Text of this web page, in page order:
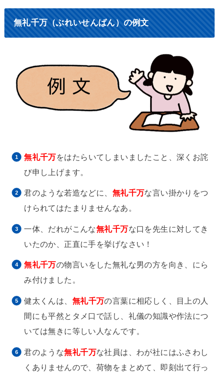
無礼千万（ぶれいせんばん）の例文
無礼千万をはたらいてしまいましたこと、深くお詫
び申し上げます。
君のような若造などに、 無礼千万な言い掛かりをつ
けられてはたまりませんなあ。
一体、だれがこんな無礼千万な口を先生に対してき
いたのか、正直に手を挙げなさい！
無礼千万の物言いをした無礼な男の方を向き、にら
み付けました。
健太くんは、 無礼千万の言葉に相応しく、目上の人
間にも平然とタメ口で話し、礼儀の知識や作法につ
いては無きに等しい人なんです。
君のような無礼千万な社員は、わが社にはふさわし
くありませんので、荷物をまとめて、即刻出て行っ